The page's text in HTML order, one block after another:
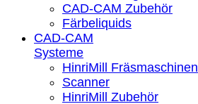
CAD-CAM Zubehör
Färbeliquids
CAD-CAM
Systeme
HinriMill Fräsmaschinen
Scanner
HinriMill Zubehör